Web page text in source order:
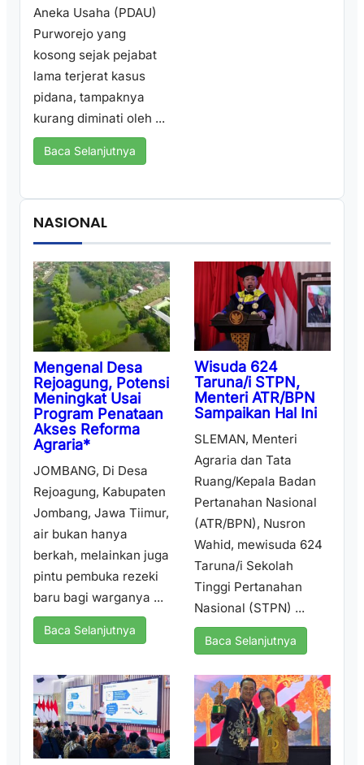
Aneka Usaha (PDAU)
Purworejo yang
kosong sejak pejabat
lama terjerat kasus
pidana, tampaknya
kurang diminati oleh ...
Baca Selanjutnya
NASIONAL
Mengenal Desa
Rejoagung, Potensi
Meningkat Usai
Program Penataan
Akses Reforma
Agraria*
JOMBANG, Di Desa
Rejoagung, Kabupaten
Jombang, Jawa Tiimur,
air bukan hanya
berkah, melainkan juga
pintu pembuka rezeki
baru bagi warganya ...
Baca Selanjutnya
Wisuda 624
Taruna/i STPN,
Menteri ATR/BPN
Sampaikan Hal Ini
SLEMAN, Menteri
Agraria dan Tata
Ruang/Kepala Badan
Pertanahan Nasional
(ATR/BPN), Nusron
Wahid, mewisuda 624
Taruna/i Sekolah
Tinggi Pertanahan
Nasional (STPN) ...
Baca Selanjutnya